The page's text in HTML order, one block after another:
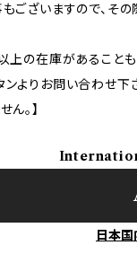
ございますので、そ
上の在庫があること
よりお問い合わせ下
ん。】
日本